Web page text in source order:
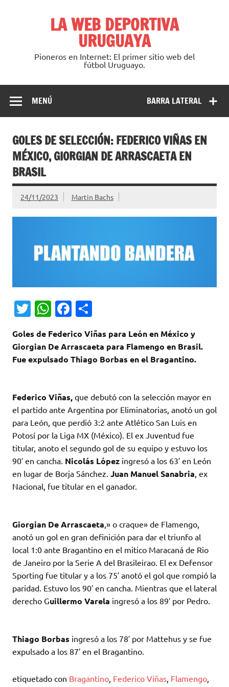
LA WEB DEPORTIVA
URUGUAYA
Pioneros en Internet: El primer sitio web del
fútbol Uruguayo.
BARRA LATERAL
MENÚ
GOLES DE SELECCIÓN: FEDERICO VIÑAS EN
MÉXICO, GIORGIAN DE ARRASCAETA EN
BRASIL
24/11/2023 Martin Bachs
T
it
te
W
at
s
p
p
Fa
e
b
k
m
p
ti
r
Goles de Federico Viñas para León en México y
Giorgian De Arrascaeta para Flamengo en Brasil.
Fue expulsado Thiago Borbas en el Bragantino.
Federico Viñas, que debutó con la selección mayor en
el partido ante Argentina por Eliminatorias, anotó un gol
para León, que perdió 3:2 ante Atlético San Luis en
Potosí por la Liga MX (México). El ex Juventud fue
titular, anoto el segundo gol de su equipo y estuvo los
90′ en cancha. Nicolás López ingresó a los 63′ en León
en lugar de Borja Sánchez. Juan Manuel Sanabria , ex
Nacional, fue titular en el ganador.
Giorgian De Arrascaeta ,» o craque» de Flamengo,
anotó un gol en gran definición para dar el triunfo al
local 1:0 ante Bragantino en el mitico Maracaná de Rio
de Janeiro por la Serie A del Brasileirao. El ex Defensor
Sporting fue titular y a los 75′ anotó el gol que rompió la
paridad. Estuvo los 90′ en cancha. Mientras que el lateral
derecho Guillermo Varela ingresó a los 89′ por Pedro.
Thiago Borbas ingresó a los 78′ por Mattehus y se fue
expulsado a los 87′ en el Bragantino.
etiquetado con Bragantino Federico Viñas Flamengo